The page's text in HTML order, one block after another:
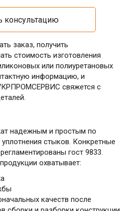
консультацию
заказ, получить
стоимость изготовления
или полиуретановых
информацию, и
свяжется с
надежным и простым по
стыков. Конкретные
гост 9833.
охватывает:
качеств после